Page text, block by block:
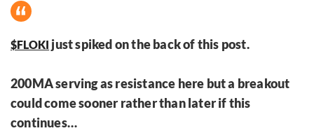
$FLOKI just spiked on the back of this post.
200MA serving as resistance here but a breakout
could come sooner rather than later if this
continues…